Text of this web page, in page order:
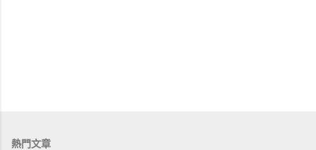
熱門文章